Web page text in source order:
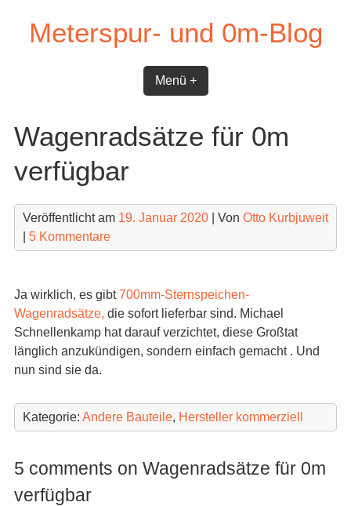
contentMeterspur- und 0m-Blog
Menü +
Wagenradsätze für 0m
verfügbar
Veröffentlicht am 19. Januar 2020| Von Otto Kurbjuweit
5 Kommentare
Ja wirklich, es gibt700mm-Sternspeichen-
Wagenradsätze, die sofort lieferbar sind. Michael
Schnellenkamp hat darauf verzichtet, diese Großtat
länglich anzukündigen, sondern einfach gemacht . Und
nun sind sie da.
Kategorie: Andere Bauteile, Hersteller kommerziell
5 comments on Wagenradsätze für 0m
verfügbar